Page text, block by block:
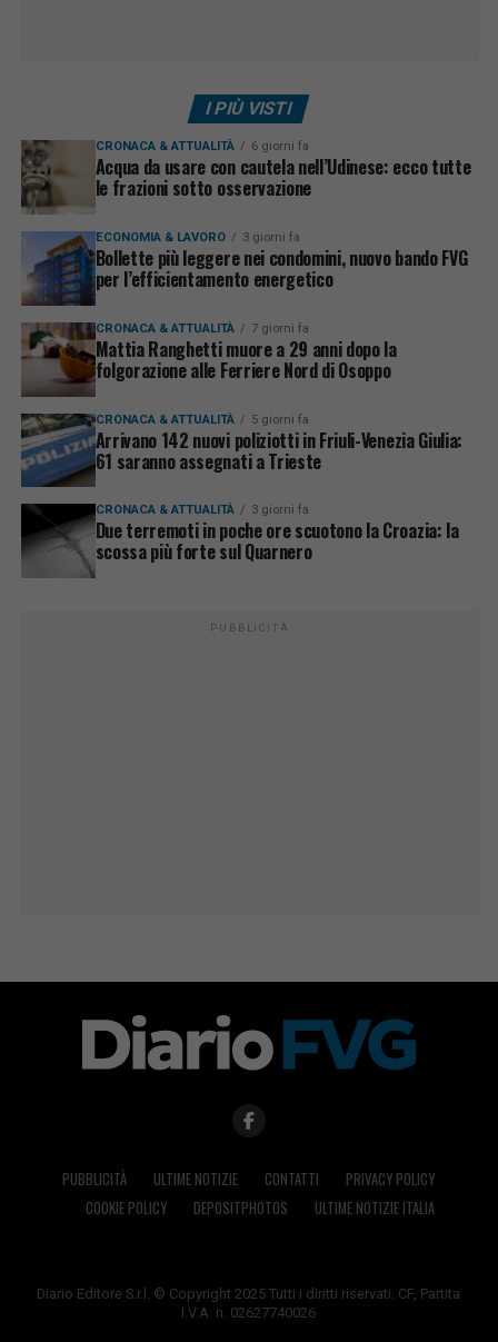
I PIÙ VISTI
CRONACA & ATTUALITÀ 6 giorni fa
Acqua da usare con cautela nell’Udinese: ecco tutte
le frazioni sotto osservazione
ECONOMIA & LAVORO 3 giorni fa
Bollette più leggere nei condomini, nuovo bando FVG
per l’efficientamento energetico
CRONACA & ATTUALITÀ 7 giorni fa
Mattia Ranghetti muore a 29 anni dopo la
folgorazione alle Ferriere Nord di Osoppo
CRONACA & ATTUALITÀ 5 giorni fa
Arrivano 142 nuovi poliziotti in Friuli-Venezia Giulia:
61 saranno assegnati a Trieste
CRONACA & ATTUALITÀ 3 giorni fa
Due terremoti in poche ore scuotono la Croazia: la
scossa più forte sul Quarnero
PUBBLICITÀ
PUBBLICITÀ ULTIME NOTIZIE CONTATTI
PRIVACY POLICY
COOKIE POLICY
DEPOSITPHOTOS ULTIME NOTIZIE ITALIA
Diario Editore S.r.l. © Copyright 2025 Tutti i diritti riservati. CF, Partita
I.V.A. n. 02627740026